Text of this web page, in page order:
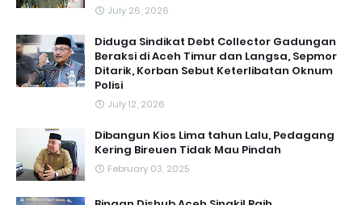
July 26, 2026
Diduga Sindikat Debt Collector Gadungan
Beraksi di Aceh Timur dan Langsa, Sepmor
Ditarik, Korban Sebut Keterlibatan Oknum
Polisi
July 12, 2026
Dibangun Kios Lima tahun Lalu, Pedagang
Kering Bireuen Tidak Mau Pindah
February 03, 2025